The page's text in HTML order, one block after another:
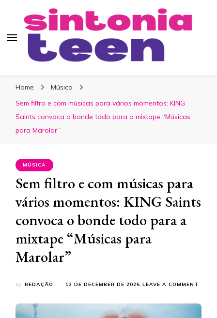
Home
Música
Sem filtro e com músicas para vários momentos: KING
Saints convoca o bonde todo para a mixtape “Músicas
para Marolar”
MÚSICA
Sem filtro e com músicas para
vários momentos: KING Saints
convoca o bonde todo para a
mixtape “Músicas para
Marolar”
by REDAÇÃO 12 DE DECEMBER DE 2025 LEAVE A COMMENT